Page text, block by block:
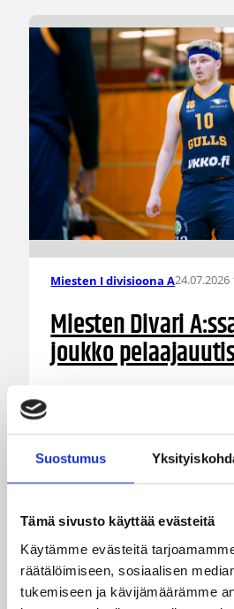
Suostumus
Tämä sivusto käyttää evästeitä
Käytämme evästeitä
räätälöimiseen, sosiaalisen
tukemiseen ja kävijämäärämme
Miesten I divisioona A24.07.2026
Miesten Divari
joukko
Kokoonpanot miesten
Pelaajasopimuksistaan
viime päivinä ilmoittaneet
Äänekosken Huima, KaU